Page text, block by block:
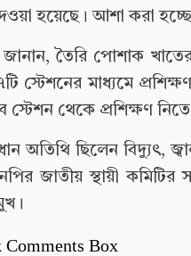
হয়েছে। আশা করা
তৈরি পোশাক
স্টেশনের মাধ্যমে
থেকে প্রশিক্ষণ
অতিথি ছিলেন বিদ্যুৎ,
জাতীয় স্থায়ী
Comments Box